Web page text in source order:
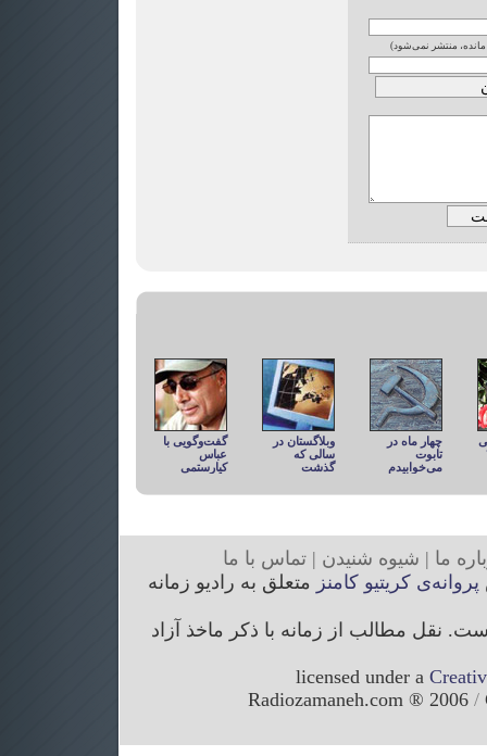
مانده، منتشر نمی‌شود)
چهار ماه در
تابوت
می‌خوابیدم
وبلاگستان در
سالی که
گذشت
گفت‌وگویی با
عباس
کیارستمی
ه ما | شیوه شنیدن |تماس با ما
پروانه‌ی کریتیو کامنز متعلق به رادیو زمانه
نقل مطالب از زمانه با ذکر ماخذ آزاد
licensed under a
/